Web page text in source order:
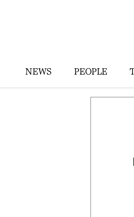
NEWS PEOPLE